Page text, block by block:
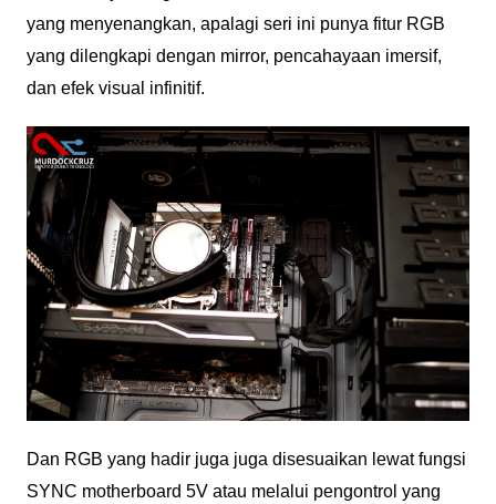
yang menyenangkan, apalagi seri ini punya fitur RGB
yang dilengkapi dengan mirror, pencahayaan imersif,
dan efek visual infinitif.
Dan RGB yang hadir juga juga disesuaikan lewat fungsi
SYNC motherboard 5V atau melalui pengontrol yang